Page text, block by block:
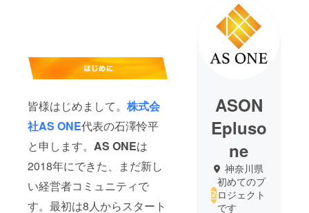
皆様はじめまして。 株式会
社AS ONE代表の石澤怜平
と申します。 AS ONEは
2018年にできた、まだ新し
い経営者コミュニティで
す。最初は8人からスタート
ASON
Epluso
ne
神奈川県
初めてのプ
ロジェクト
です